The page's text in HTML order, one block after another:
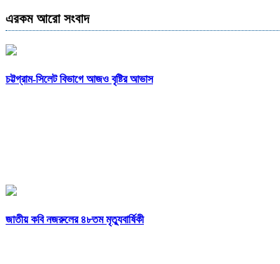
এরকম আরো সংবাদ
চট্টগ্রাম-সিলেট বিভাগে আজও বৃষ্টির আভাস
জাতীয় কবি নজরুলের ৪৮তম মৃত্যুবার্ষিকী